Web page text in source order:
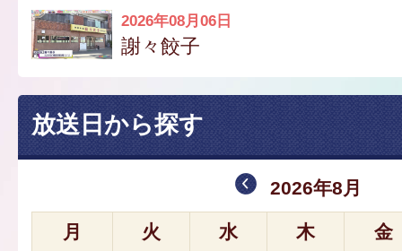
2026年08月06日
謝々餃子
放送日から探す
2026年8月
月 火 水 木 金